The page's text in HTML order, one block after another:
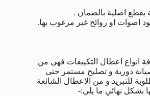
بقطع اصلية بالضمان .
اصوات او روائح غير مرغوب بها.
انواع اعطال التكييفات فهي من
صيانة دورية و تصليح مستمر حتى
للتبريد و من الاعطال الشائعة
بشكل نهائي ما يلي:-